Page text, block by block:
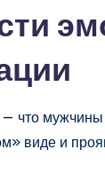
что
виде и